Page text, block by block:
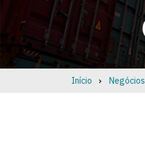
Breadcrumb
Início Negócios